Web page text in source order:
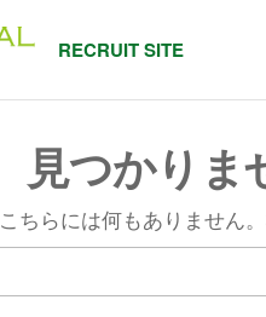
RECRUIT SITE
見つかりま
こちらには何もありません